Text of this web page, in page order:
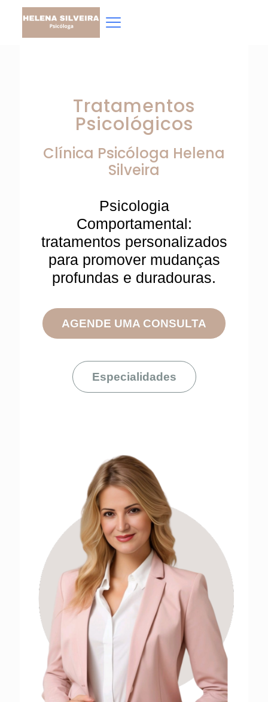
Tratamentos
Psicológicos
Clínica Psicóloga Helena
Silveira
Psicologia
Comportamental:
tratamentos personalizados
para promover mudanças
profundas e duradouras.
AGENDE UMA CONSULTA
Especialidades